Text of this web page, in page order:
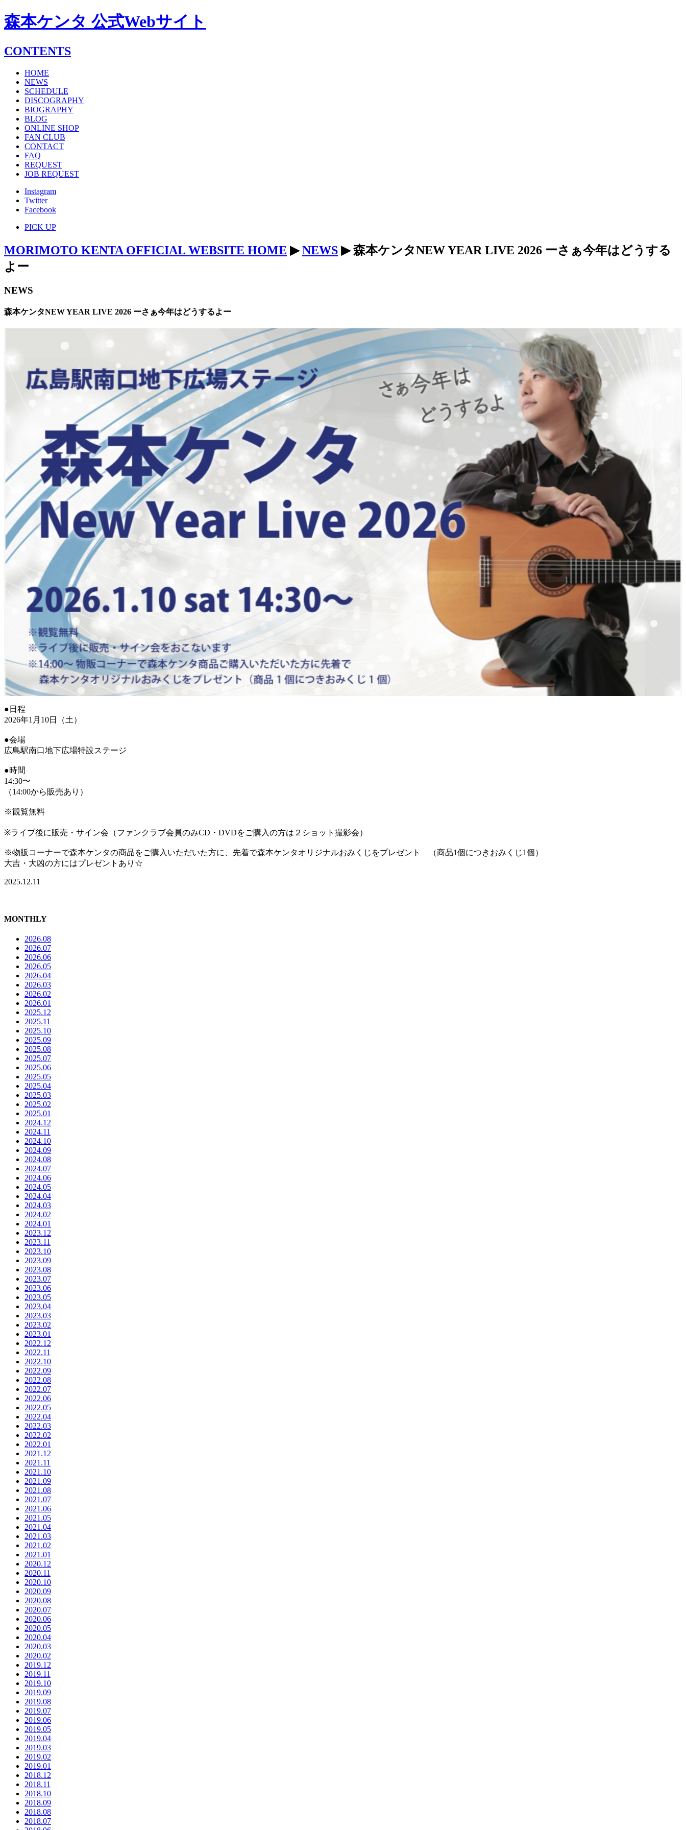
森本ケンタ 公式Webサイト
CONTENTS
HOME
NEWS
SCHEDULE
DISCOGRAPHY
BIOGRAPHY
BLOG
ONLINE SHOP
FAN CLUB
CONTACT
FAQ
REQUEST
JOB REQUEST
Instagram
Twitter
Facebook
PICK UP
MORIMOTO KENTA OFFICIAL WEBSITE HOME ▶NEWS ▶ 森本ケンタNEW YEAR LIVE 2026 ーさぁ今年はどうする
よー
NEWS
森本ケンタNEW YEAR LIVE 2026 ーさぁ今年はどうするよー
●日程
2026年1月10日（土）
●会場
広島駅南口地下広場特設ステージ
●時間
14:30〜
（14:00から販売あり）
※観覧無料
※ライブ後に販売・サイン会（ファンクラブ会員のみCD・DVDをご購入の方は２ショット撮影会）
※物販コーナーで森本ケンタの商品をご購入いただいた方に、先着で森本ケンタオリジナルおみくじをプレゼント （商品1個につきおみくじ1個）
大吉・大凶の方にはプレゼントあり☆
2025.12.11
MONTHLY
2026.08
2026.07
2026.06
2026.05
2026.04
2026.03
2026.02
2026.01
2025.12
2025.11
2025.10
2025.09
2025.08
2025.07
2025.06
2025.05
2025.04
2025.03
2025.02
2025.01
2024.12
2024.11
2024.10
2024.09
2024.08
2024.07
2024.06
2024.05
2024.04
2024.03
2024.02
2024.01
2023.12
2023.11
2023.10
2023.09
2023.08
2023.07
2023.06
2023.05
2023.04
2023.03
2023.02
2023.01
2022.12
2022.11
2022.10
2022.09
2022.08
2022.07
2022.06
2022.05
2022.04
2022.03
2022.02
2022.01
2021.12
2021.11
2021.10
2021.09
2021.08
2021.07
2021.06
2021.05
2021.04
2021.03
2021.02
2021.01
2020.12
2020.11
2020.10
2020.09
2020.08
2020.07
2020.06
2020.05
2020.04
2020.03
2020.02
2019.12
2019.11
2019.10
2019.09
2019.08
2019.07
2019.06
2019.05
2019.04
2019.03
2019.02
2019.01
2018.12
2018.11
2018.10
2018.09
2018.08
2018.07